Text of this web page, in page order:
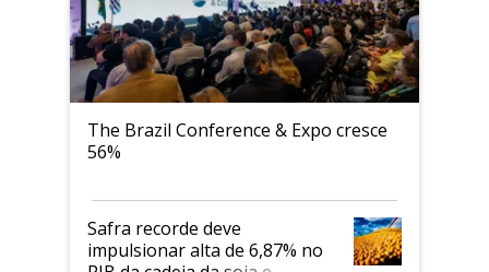
The Brazil Conference & Expo cresce
56%
Safra recorde deve
impulsionar alta de 6,87% no